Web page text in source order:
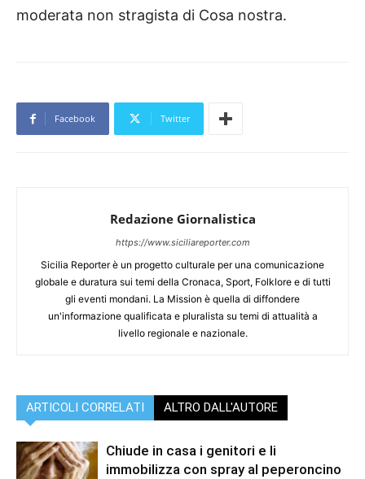
moderata non stragista di Cosa nostra.
Facebook Twitter
Redazione Giornalistica
https://www.siciliareporter.com
Sicilia Reporter è un progetto culturale per una comunicazione
globale e duratura sui temi della Cronaca, Sport, Folklore e di tutti
gli eventi mondani. La Mission è quella di diffondere
un'informazione qualificata e pluralista su temi di attualità a
livello regionale e nazionale.
ARTICOLI CORRELATI ALTRO DALL'AUTORE
Chiude in casa i genitori e li
immobilizza con spray al peperoncino